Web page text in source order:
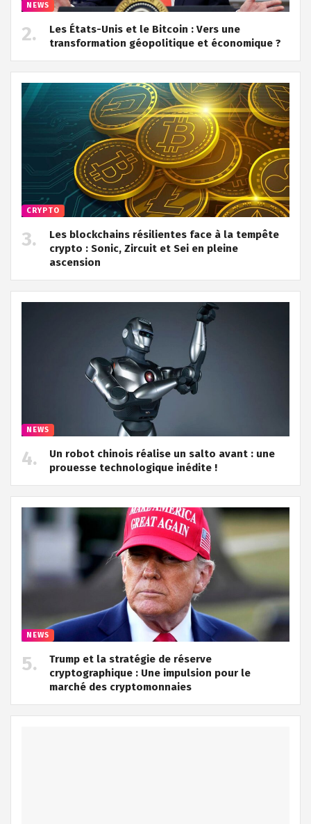
NEWS
Les États-Unis et le Bitcoin : Vers une
transformation géopolitique et économique ?
CRYPTO
Les blockchains résilientes face à la tempête
crypto : Sonic, Zircuit et Sei en pleine
ascension
NEWS
Un robot chinois réalise un salto avant : une
prouesse technologique inédite !
NEWS
Trump et la stratégie de réserve
cryptographique : Une impulsion pour le
marché des cryptomonnaies